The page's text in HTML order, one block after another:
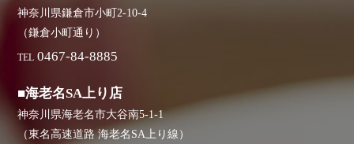
神奈川県鎌倉市小町2-10-4
（鎌倉小町通り）
TEL 0467-84-8885
■海老名SA上り店
神奈川県海老名市大谷南5-1-1
（東名高速道路 海老名SA上り線）